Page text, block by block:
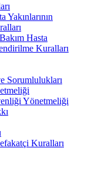
Yakınlarının
Hasta
Kuralları
Sorumlulukları
Yönetmeliği
Kuralları